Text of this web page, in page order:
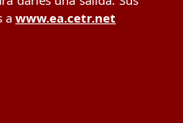
a www.ea.cetr.net